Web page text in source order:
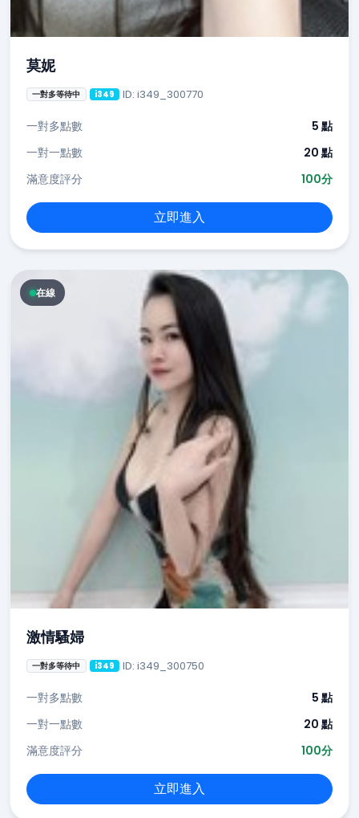
莫妮
一對多等待中 i349 ID: i349_300770
一對多點數
5 點
一對一點數
20 點
滿意度評分
100分
立即進入
在線
激情騷婦
一對多等待中 i349 ID: i349_300750
一對多點數
5 點
一對一點數
20 點
滿意度評分
100分
立即進入